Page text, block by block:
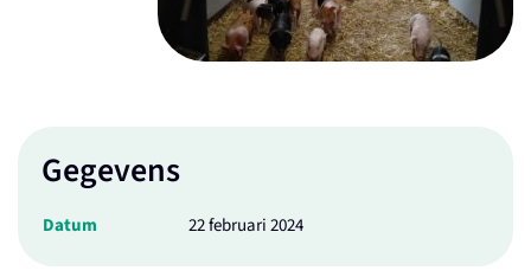
Gegevens
Datum 22 februari 2024